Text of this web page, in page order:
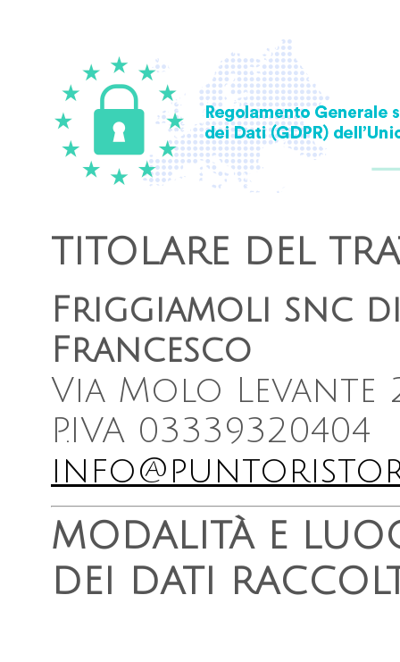
TITOLARE DEL
Friggiamoli snc
Francesco
Via Molo Levante
P.IVA 03339320404
MODALITÀ E
DEI DATI